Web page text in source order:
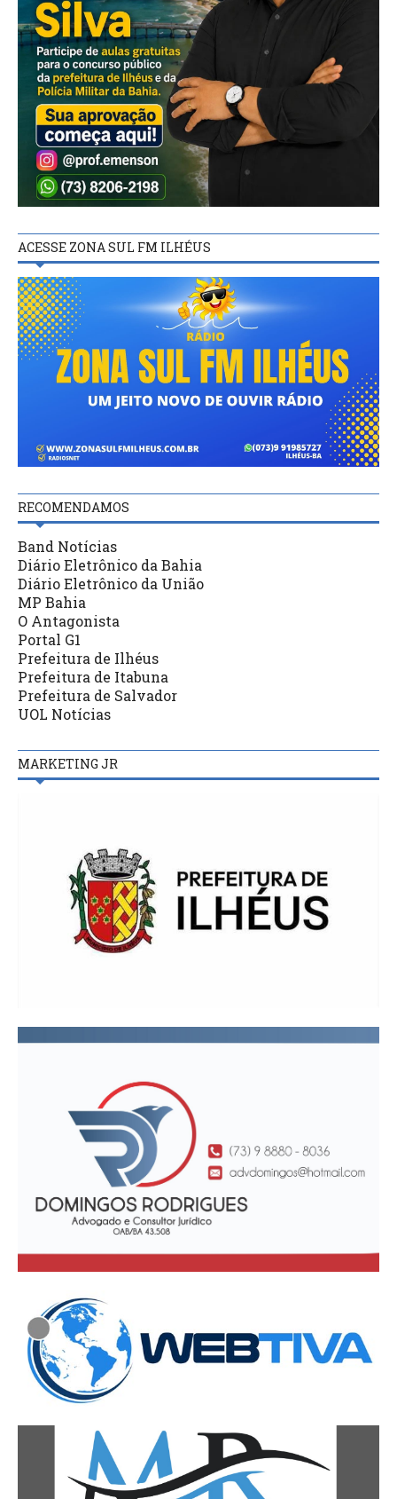
ACESSE ZONA SUL FM ILHÉUS
RECOMENDAMOS
Band Notícias
Diário Eletrônico da Bahia
Diário Eletrônico da União
MP Bahia
O Antagonista
Portal G1
Prefeitura de Ilhéus
Prefeitura de Itabuna
Prefeitura de Salvador
UOL Notícias
MARKETING JR